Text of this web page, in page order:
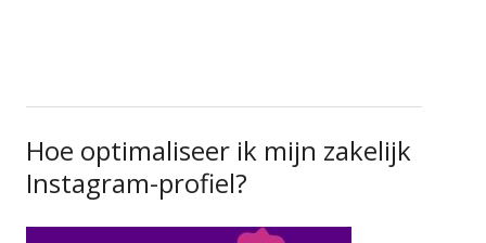
Hoe optimaliseer ik mijn zakelijk
Instagram-profiel?